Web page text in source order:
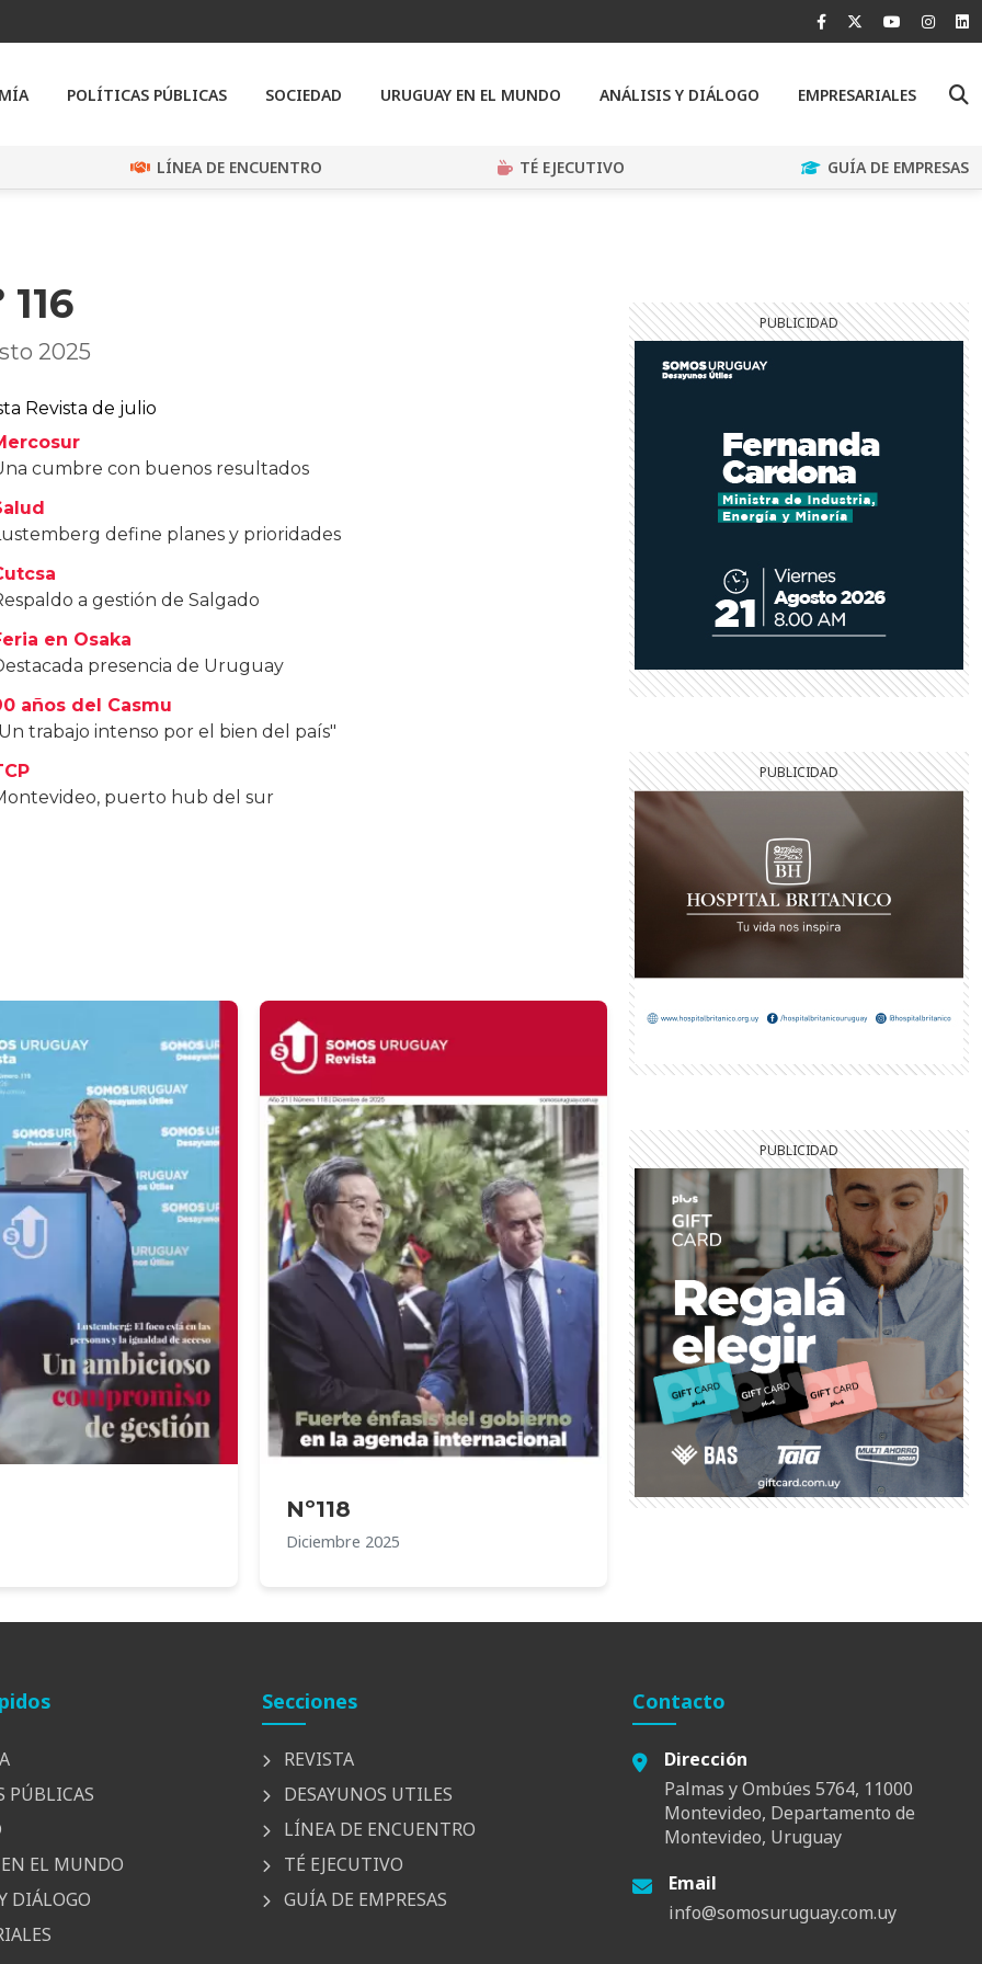
POLÍTICAS PÚBLICAS SOCIEDAD URUGUAY EN EL MUNDO ANÁLISIS Y DIÁLOGO EMPRESARIALES
LÍNEA DE ENCUENTRO TÉ EJECUTIVO GUÍA DE EMPRESAS
116
2025
Revista de julio
cumbre con buenos resultados
define planes y prioridades
a gestión de Salgado
en Osaka
presencia de Uruguay
años del Casmu
trabajo intenso por el bien del país"
puerto hub del sur
Nº118
Diciembre 2025
PÚBLICAS
EL MUNDO
DIÁLOGO
Secciones
REVISTA
DESAYUNOS UTILES
LÍNEA DE ENCUENTRO
TÉ EJECUTIVO
GUÍA DE EMPRESAS
Contacto
Dirección
Palmas y Ombúes 5764, 11000
Montevideo, Departamento de
Montevideo, Uruguay
Email
info@somosuruguay.com.uy